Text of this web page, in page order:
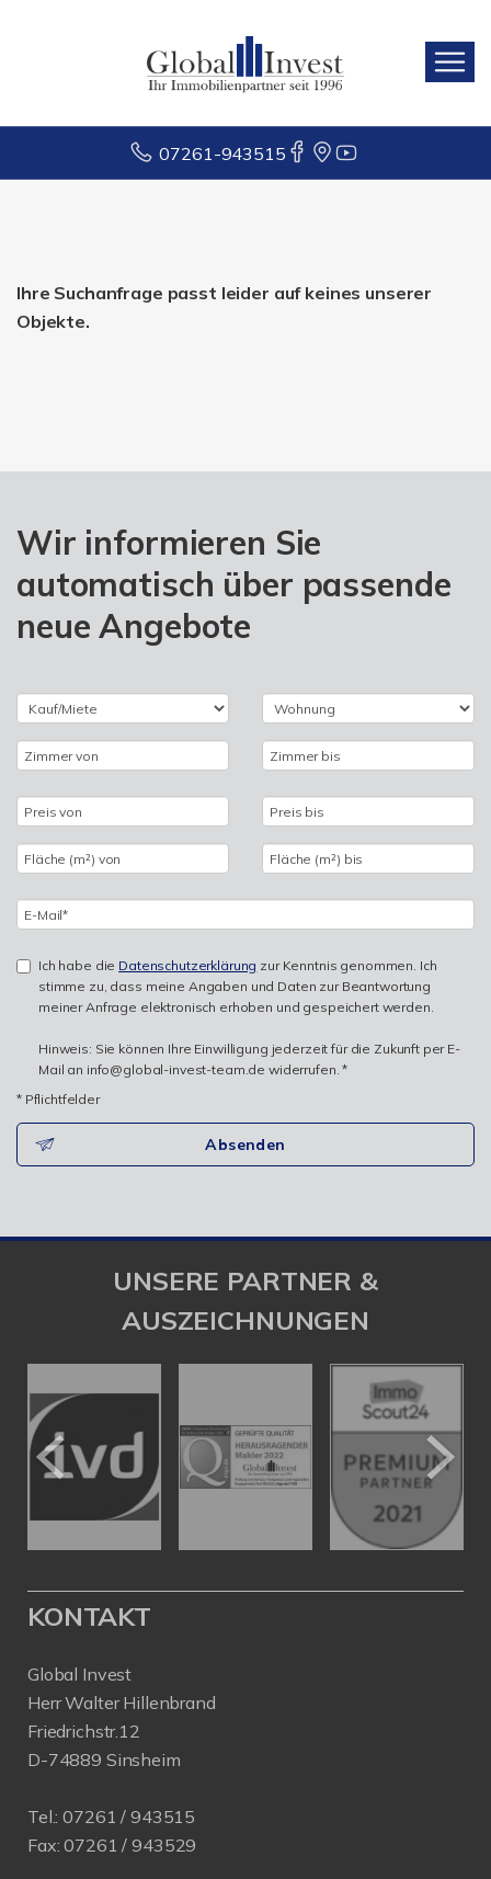
07261-943515
Ihre Suchanfrage passt leider auf keines unserer
Objekte.
Wir informieren Sie
automatisch über passende
neue Angebote
Ich habe die Datenschutzerklärung zur Kenntnis genommen. Ich
stimme zu, dass meine Angaben und Daten zur Beantwortung
meiner Anfrage elektronisch erhoben und gespeichert werden.
Hinweis: Sie können Ihre Einwilligung jederzeit für die Zukunft per E-
Mail an info@global-invest-team.de widerrufen. *
* Pflichtfelder
Absenden
UNSERE PARTNER &
AUSZEICHNUNGEN
KONTAKT
Global Invest
Herr Walter Hillenbrand
Friedrichstr.12
D-74889 Sinsheim
Tel.:07261 / 943515
Fax: 07261 / 943529